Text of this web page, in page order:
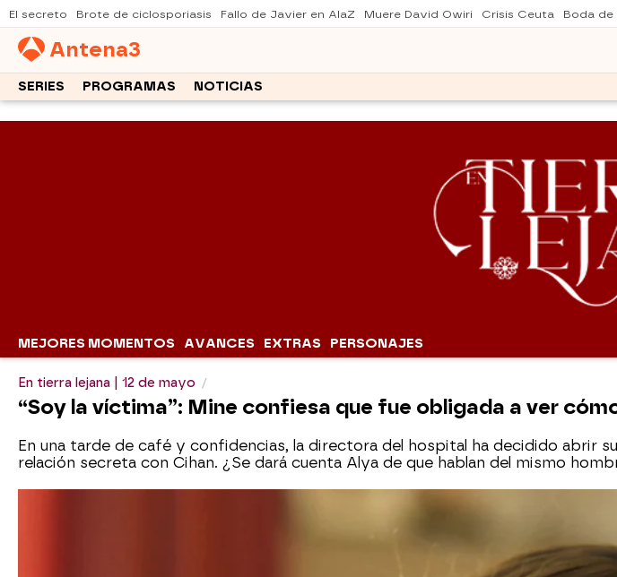
El secreto Brote de ciclosporiasis Fallo de Javier en AlaZ Muere David Owiri Crisis Ceuta Boda de
Antena3
SERIES PROGRAMAS NOTICIAS
MEJORES MOMENTOS AVANCES EXTRAS PERSONAJES
En tierra lejana | 12 de mayo
“Soy la víctima”: Mine confiesa que fue obligada a ver
En una tarde de café y confidencias, la directora del hospital ha decidido abrir
relación secreta con Cihan. ¿Se dará cuenta Alya de que hablan del mismo